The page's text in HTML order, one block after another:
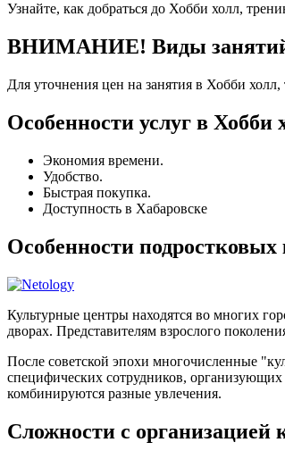
Узнайте, как добраться до Хобби холл,
ВНИМАНИЕ! Виды занятий и
Для уточнения цен на занятия в Хобби
Особенности услуг в Хобби
Экономия времени.
Удобство.
Быстрая покупка.
Доступность в Хабаровске
Особенности
Культурные центры находятся во многих
дворах. Представителям взрослого
После советской эпохи многочисленные
специфических сотрудников,
комбинируются разные увлечения.
Сложности с организацией